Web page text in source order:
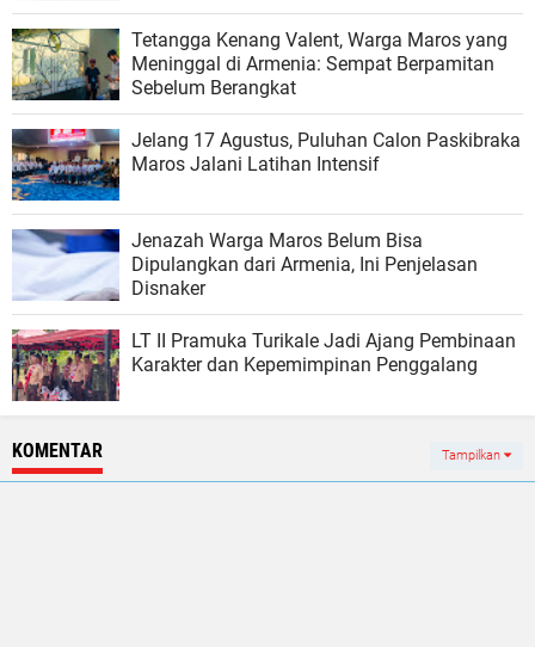
Tetangga Kenang Valent, Warga Maros yang
Meninggal di Armenia: Sempat Berpamitan
Sebelum Berangkat
Jelang 17 Agustus, Puluhan Calon Paskibraka
Maros Jalani Latihan Intensif
Jenazah Warga Maros Belum Bisa
Dipulangkan dari Armenia, Ini Penjelasan
Disnaker
LT II Pramuka Turikale Jadi Ajang Pembinaan
Karakter dan Kepemimpinan Penggalang
KOMENTAR Tampilkan